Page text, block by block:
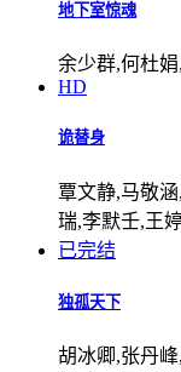
地下室惊魂
余少群,何杜
HD
诡替身
覃文静,马敬
瑞,李默壬,王
已完结
独孤天下
胡冰卿,张丹